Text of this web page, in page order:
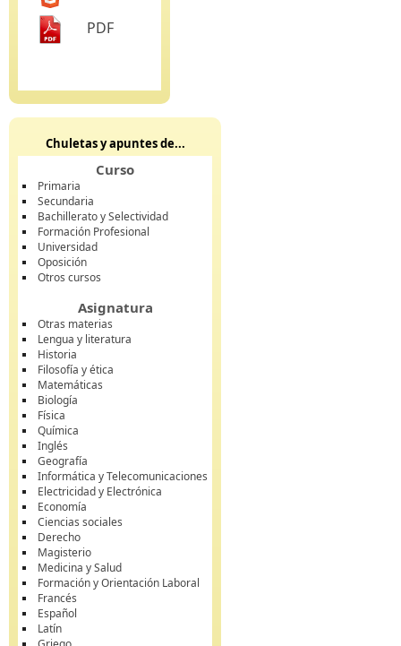
PDF
Chuletas y apuntes de...
Curso
Primaria
Secundaria
Bachillerato y Selectividad
Formación Profesional
Universidad
Oposición
Otros cursos
Asignatura
Otras materias
Lengua y literatura
Historia
Filosofía y ética
Matemáticas
Biología
Física
Química
Inglés
Geografía
Informática y Telecomunicaciones
Electricidad y Electrónica
Economía
Ciencias sociales
Derecho
Magisterio
Medicina y Salud
Formación y Orientación Laboral
Francés
Español
Latín